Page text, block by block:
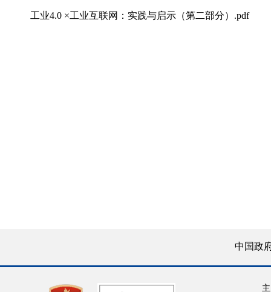
工业4.0 ×工业互联网：实践与启示（第二部分）.pdf
中国政